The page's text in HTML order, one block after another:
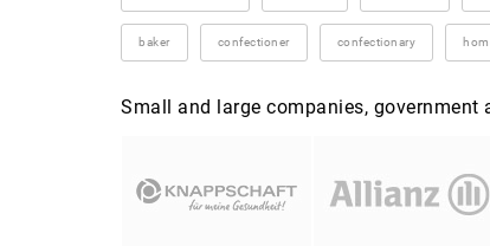
baker confectioner confectionary
Small and large companies,